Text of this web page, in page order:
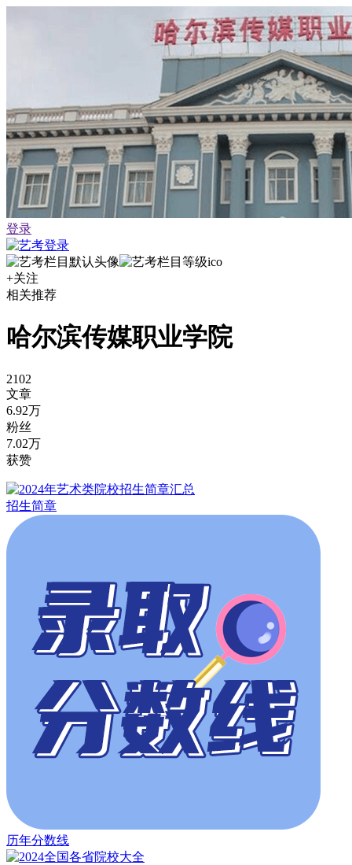
登录
+关注
相关推荐
哈尔滨传媒职业学院
2102
文章
6.92万
粉丝
7.02万
获赞
招生简章
历年分数线